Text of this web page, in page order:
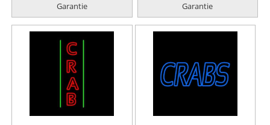
Garantie
Garantie